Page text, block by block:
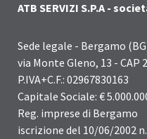
ATB SERVIZI S.P.A -
Sede legale - Bergamo
via Monte Gleno, 13 - CAP
P.IVA+C.F.: 02967830163
Capitale Sociale: €
Reg. imprese di Bergamo
iscrizione del 10/06/2002